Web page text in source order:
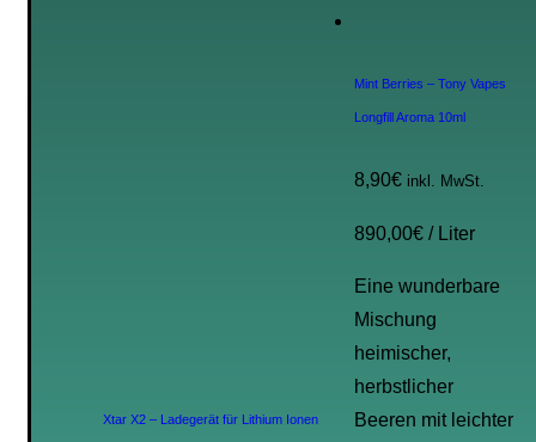
Xtar X2 – Ladegerät für Lithium Ionen
Mint Berries – Tony Vapes
Longfill Aroma 10ml
8,90€ inkl. MwSt.
890,00€ / Liter
Eine wunderbare
Mischung
heimischer,
herbstlicher
Beeren mit leichter